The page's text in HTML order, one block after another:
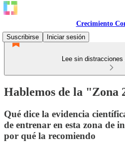
Crecimiento
Suscribirse
Iniciar sesión
Lee sin
Hablemos de la "Zona
Qué dice la evidencia
de entrenar en esta zona de
por qué la recomiendo